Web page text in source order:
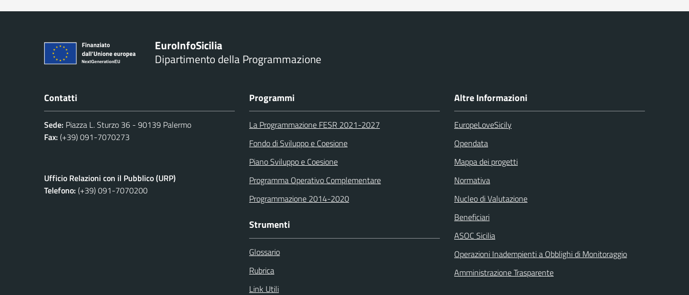
EuroInfoSicilia
Dipartimento della Programmazione
Contatti
Sede: Piazza L. Sturzo 36 - 90139 Palermo
Fax: (+39) 091-7070273
Ufficio Relazioni con il Pubblico (URP)
Telefono: (+39) 091-7070200
Programmi
La Programmazione FESR 2021-2027
Fondo di Sviluppo e Coesione
Piano Sviluppo e Coesione
Programma Operativo Complementare
Programmazione 2014-2020
Strumenti
Glossario
Rubrica
Link Utili
Altre Informazioni
EuropeLoveSicily
Opendata
Mappa dei progetti
Normativa
Nucleo di Valutazione
Beneficiari
ASOC Sicilia
Operazioni Inadempienti a Obblighi di Monitoraggio
Amministrazione Trasparente